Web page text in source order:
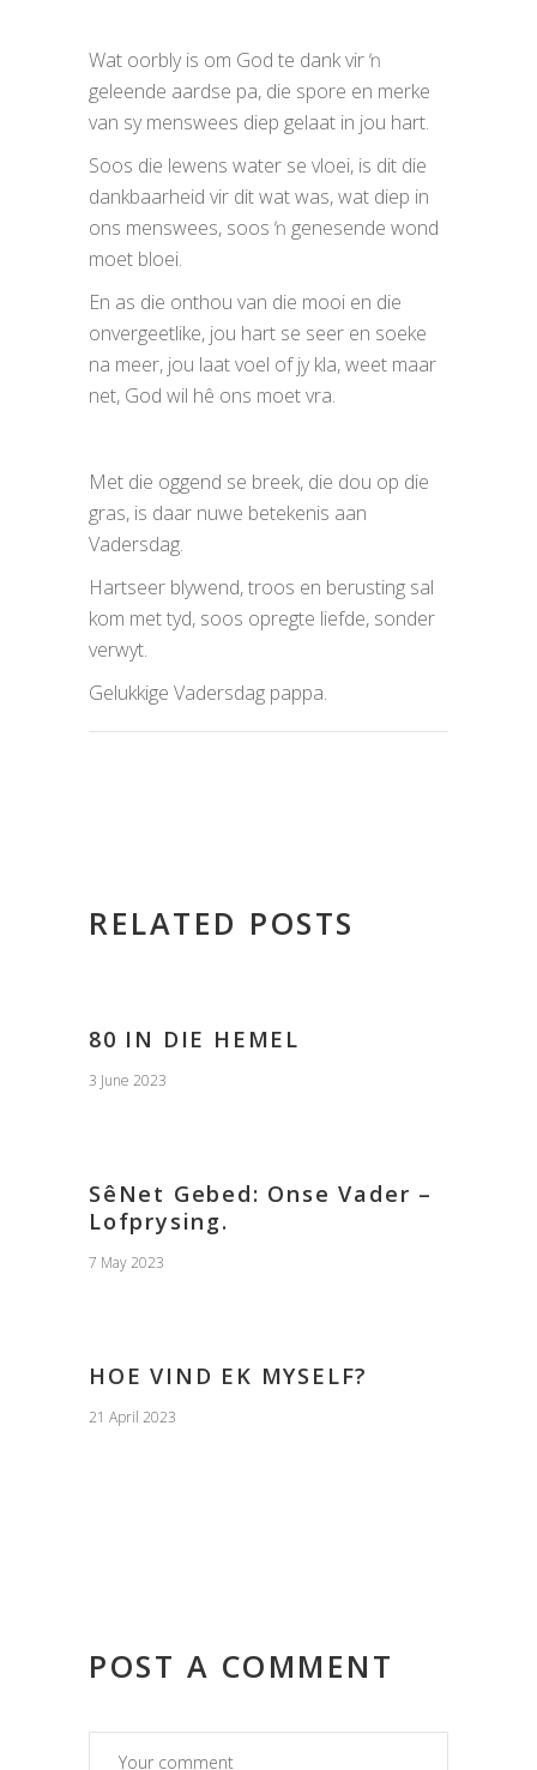
Wat oorbly is om God te dank vir ŉ
geleende aardse pa, die spore en merke
van sy menswees diep gelaat in jou hart.
Soos die lewens water se vloei, is dit die
dankbaarheid vir dit wat was, wat diep in
ons menswees, soos ŉ genesende wond
moet bloei.
En as die onthou van die mooi en die
onvergeetlike, jou hart se seer en soeke
na meer, jou laat voel of jy kla, weet maar
net, God wil hê ons moet vra.
Met die oggend se breek, die dou op die
gras, is daar nuwe betekenis aan
Vadersdag.
Hartseer blywend, troos en berusting sal
kom met tyd, soos opregte liefde, sonder
verwyt.
Gelukkige Vadersdag pappa.
RELATED POSTS
80 IN DIE HEMEL
3 June 2023
SêNet Gebed: Onse Vader –
Lofprysing.
7 May 2023
HOE VIND EK MYSELF?
21 April 2023
POST A COMMENT